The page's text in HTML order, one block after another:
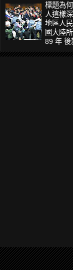
標題為
人這樣
地區人
國大陸
89 年 後